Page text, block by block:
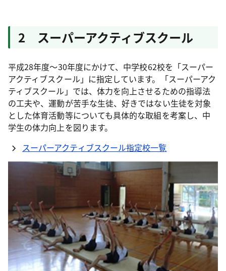
2 スーパーアクティブスクール
平成28年度～30年度にかけて、中学校62校を「スーパー
アクティブスクール」に指定しています。「スーパーアク
ティブスクール」では、体力を向上させるための指導法
の工夫や、運動が苦手な生徒、好きではない生徒を対象
とした体育活動等についても具体的な取組を考案し、中
学生の体力向上を図ります。
スーパーアクティブスクール指定校一覧